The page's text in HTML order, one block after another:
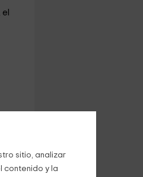
sitio, analizar
contenido y la